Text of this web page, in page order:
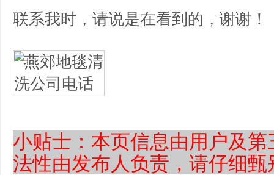
联系我时，请说是在看到的，谢谢！
小贴士：本页信息由用户及
法性由发布人负责，请仔细甄